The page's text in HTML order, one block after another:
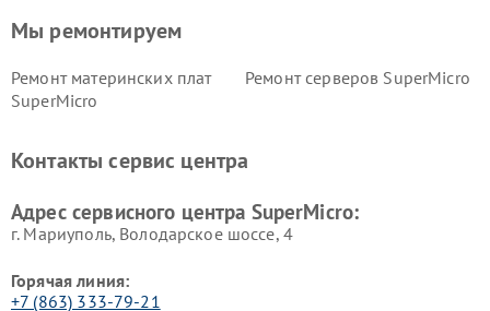
Мы ремонтируем
Ремонт материнских плат
SuperMicro
Ремонт серверов SuperMicro
Контакты сервис центра
Адрес сервисного центра SuperMicro:
г. Мариуполь, Володарское шоссе, 4
Горячая линия:
+7 (863) 333-79-21